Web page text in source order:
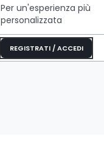
Per un'esperienza più
personalizzata
REGISTRATI / ACCEDI